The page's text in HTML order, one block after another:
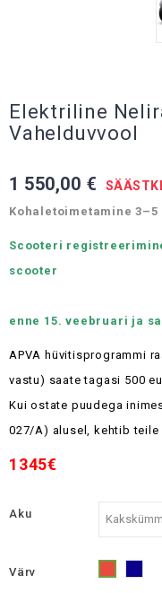
Elektriline
Vahelduvvool
1 550,00 €
Kohaletoimetamine 3–5
Scooteri
scooter
enne 15. veebruari ja
APVA hüvitisprogrammi
vastu) saate tagasi 500
Kui ostate puudega
027/A) alusel, kehtib teile
1345€
Aku
Värv